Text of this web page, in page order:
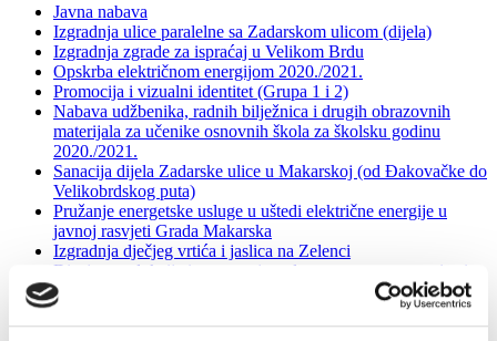
Javna nabava
Izgradnja ulice paralelne sa Zadarskom ulicom (dijela)
Izgradnja zgrade za ispraćaj u Velikom Brdu
Opskrba električnom energijom 2020./2021.
Promocija i vizualni identitet (Grupa 1 i 2)
Nabava udžbenika, radnih bilježnica i drugih obrazovnih
materijala za učenike osnovnih škola za školsku godinu
2020./2021.
Sanacija dijela Zadarske ulice u Makarskoj (od Đakovačke do
Velikobrdskog puta)
Pružanje energetske usluge u uštedi električne energije u
javnoj rasvjeti Grada Makarska
Izgradnja dječjeg vrtića i jaslica na Zelenci
Dizajn, produkcija i opremanje stalnog postava, pozornice i
multimedijalnih sadržaja
Rekonstrukcija oborinske odvodnje u Vukovarskoj ulici-istok
i Ličkoj ulici u Makarskoj